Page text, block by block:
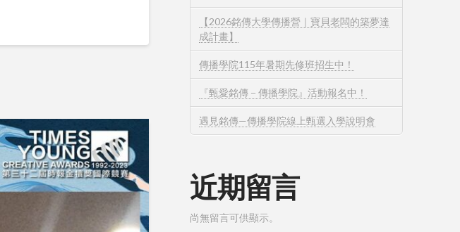
【2026銘傳大學傳播營｜寶貝老闆的築夢達
成計畫】
傳播學院115年暑期先修班招生中！
『甄愛銘傳－傳播學院』活動報名中！
遇見銘傳—傳播學院線上甄選入學說明會
近期留言
尚無留言可供顯示。